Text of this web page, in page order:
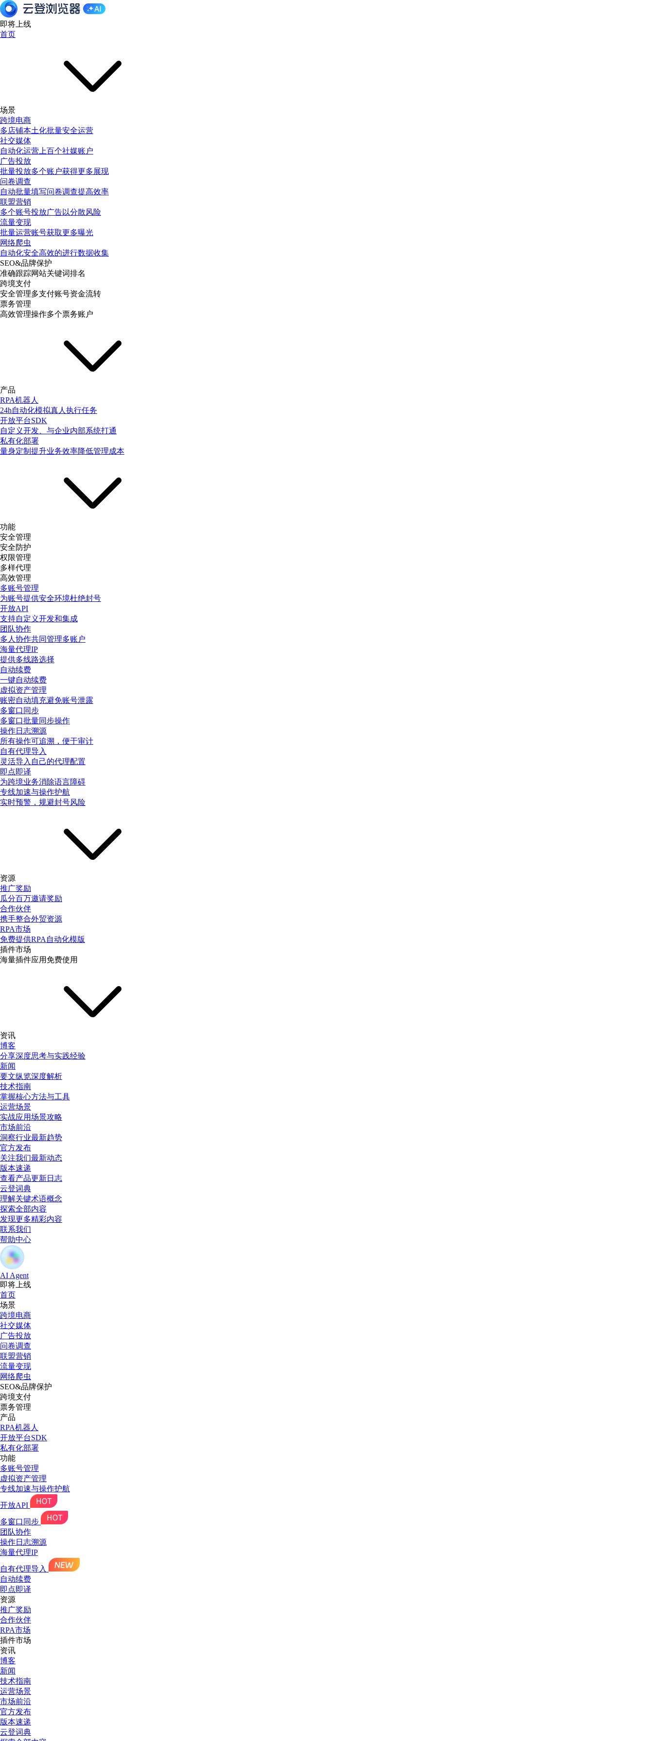
即将上线
首页
场景
跨境电商
多店铺本土化批量安全运营
社交媒体
自动化运营上百个社媒账户
广告投放
批量投放多个账户获得更多展现
问卷调查
自动批量填写问卷调查提高效率
联盟营销
多个账号投放广告以分散风险
流量变现
批量运营账号获取更多曝光
网络爬虫
自动化安全高效的进行数据收集
SEO&品牌保护
准确跟踪网站关键词排名
跨境支付
安全管理多支付账号资金流转
票务管理
高效管理操作多个票务账户
产品
RPA机器人
24h自动化模拟真人执行任务
开放平台SDK
自定义开发、与企业内部系统打通
私有化部署
量身定制提升业务效率降低管理成本
功能
安全管理
安全防护
权限管理
多样代理
高效管理
多账号管理
为账号提供安全环境杜绝封号
开放API
支持自定义开发和集成
团队协作
多人协作共同管理多账户
海量代理IP
提供多线路选择
自动续费
一键自动续费
虚拟资产管理
账密自动填充避免账号泄露
多窗口同步
多窗口批量同步操作
操作日志溯源
所有操作可追溯，便于审计
自有代理导入
灵活导入自己的代理配置
即点即译
为跨境业务消除语言障碍
专线加速与操作护航
实时预警，规避封号风险
资源
推广奖励
瓜分百万邀请奖励
合作伙伴
携手整合外贸资源
RPA市场
免费提供RPA自动化模版
插件市场
海量插件应用免费使用
资讯
博客
分享深度思考与实践经验
新闻
要文纵览深度解析
技术指南
掌握核心方法与工具
运营场景
实战应用场景攻略
市场前沿
洞察行业最新趋势
官方发布
关注我们最新动态
版本速递
查看产品更新日志
云登词典
理解关键术语概念
探索全部内容
发现更多精彩内容
联系我们
帮助中心
AI Agent
即将上线
首页
场景
跨境电商
社交媒体
广告投放
问卷调查
联盟营销
流量变现
网络爬虫
SEO&品牌保护
跨境支付
票务管理
产品
RPA机器人
开放平台SDK
私有化部署
功能
多账号管理
虚拟资产管理
专线加速与操作护航
开放API
多窗口同步
团队协作
操作日志溯源
海量代理IP
自有代理导入
自动续费
即点即译
资源
推广奖励
合作伙伴
RPA市场
插件市场
资讯
博客
新闻
技术指南
运营场景
市场前沿
官方发布
版本速递
云登词典